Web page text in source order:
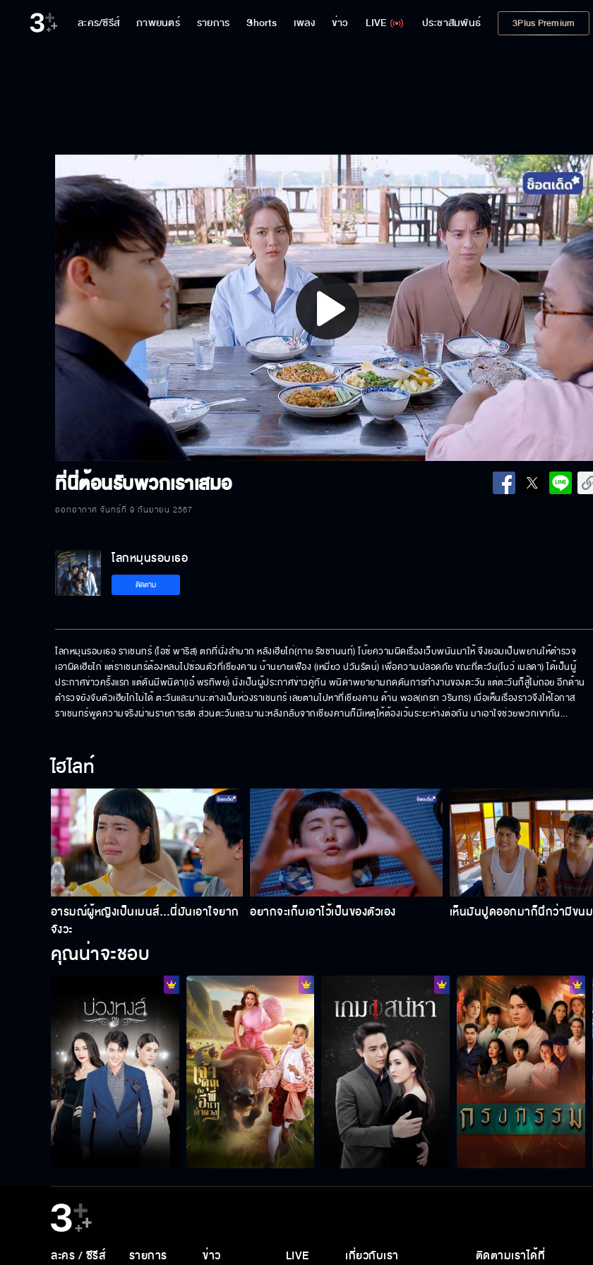
ละคร/ซีรีส์ ภาพยนตร์ รายการ Shorts เพลง ข่าว LIVE ประชาสัมพันธ์ 3Plus Premium
Play
Video
ที่นี่ต้อนรับพวกเราเสมอ
ออกอากาศ จันทร์ที่ 9 กันยายน 2567
โลกหมุนรอบเธอ
ติดตาม
โลกหมุนรอบเธอ ราเชนทร์ (ไอซ์ พาริส) ตกที่นั่งลำบาก หลังเฮียไก่(กาย รัชชานนท์) โบ้ยความผิดเรื่องเว็บพนันมาให้ จึงยอมเป็นพยานให้ตำรวจ
เอาผิดเฮียไก่ แต่ราเชนทร์ต้องหลบไปซ่อนตัวที่เชียงคาน บ้านยายเฟือง (เหมี่ยว ปวันรัตน์) เพื่อความปลอดภัย ขณะที่ตะวัน(โบว์ เมลดา) ได้เป็นผู้
ประกาศข่าวครั้งแรก แต่ดันมีพนิดา(เอ๋ พรทิพย์) นั่งเป็นผู้ประกาศข่าวคู่กัน พนิดาพยายามกดดันการทำงานของตะวัน แต่ตะวันก็สู้ไม่ถอย อีกด้าน
ตำรวจยังจับตัวเฮียไก่ไม่ได้ ตะวันและมานะต่างเป็นห่วงราเชนทร์ เลยตามไปหาที่เชียงคาน ด้าน พอล(เกรท วรินทร) เมื่อเห็นเรื่องราวจึงให้โอกาส
ราเชนทร์พูดความจริงผ่านรายการสด ส่วนตะวันและมานะหลังกลับจากเชียงคานก็มีเหตุให้ต้องเว้นระยะห่างต่อกัน มาเอาใจช่วยพวกเขากัน...
ไฮไลท์
อารมณ์ผู้หญิงเป็นเมนส์…นี่มันเอาใจยาก
จังวะ
อยากจะเก็บเอาไว้เป็นของตัวเอง เห็นมันปูดออกมาก็นึกว่ามีขนม
คุณน่าจะชอบ
ละคร / ซีรีส์ รายการ ข่าว LIVE เกี่ยวกับเรา ติดตามเราได้ที่